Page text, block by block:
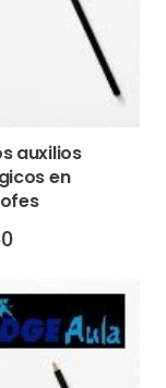
auxilios
en